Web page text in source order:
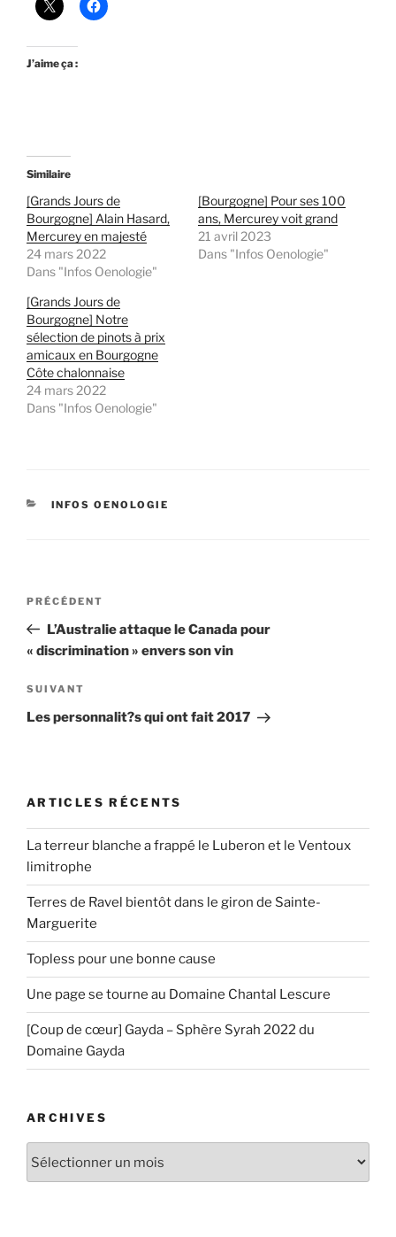
J’aime ça :
Similaire
[Grands Jours de
Bourgogne] Alain Hasard,
Mercurey en majesté
24 mars 2022
Dans "Infos Oenologie"
[Bourgogne] Pour ses 100
ans, Mercurey voit grand
21 avril 2023
Dans "Infos Oenologie"
[Grands Jours de
Bourgogne] Notre
sélection de pinots à prix
amicaux en Bourgogne
Côte chalonnaise
24 mars 2022
Dans "Infos Oenologie"
CATÉGORIES
INFOS OENOLOGIE
Navigation
l’article
Article
précédent
PRÉCÉDENT
L’Australie attaque le Canada pour
« discrimination » envers son vin
Article
suivant
SUIVANT
Les personnalit?s qui ont fait 2017
ARTICLES RÉCENTS
La terreur blanche a frappé le Luberon et le Ventoux
limitrophe
Terres de Ravel bientôt dans le giron de Sainte-
Marguerite
Topless pour une bonne cause
Une page se tourne au Domaine Chantal Lescure
[Coup de cœur] Gayda – Sphère Syrah 2022 du
Domaine Gayda
ARCHIVES